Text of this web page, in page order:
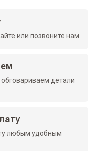
или позвоните нам
детали
любым удобным